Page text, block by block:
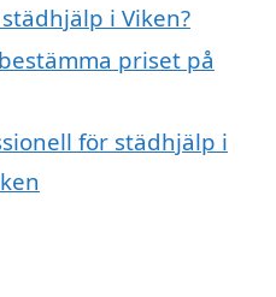
i Viken?
priset på
för städhjälp i